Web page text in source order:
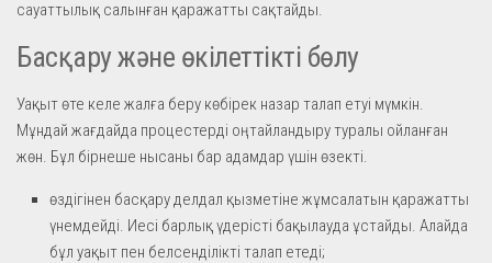
сауаттылық салынған қаражатты сақтайды.
Басқару және өкілеттікті бөлу
Уақыт өте келе жалға беру көбірек назар талап етуі мүмкін.
Мұндай жағдайда процестерді оңтайландыру туралы ойланған
жөн. Бұл бірнеше нысаны бар адамдар үшін өзекті.
өздігінен басқару делдал қызметіне жұмсалатын қаражатты
үнемдейді. Иесі барлық үдерісті бақылауда ұстайды. Алайда
бұл уақыт пен белсенділікті талап етеді;